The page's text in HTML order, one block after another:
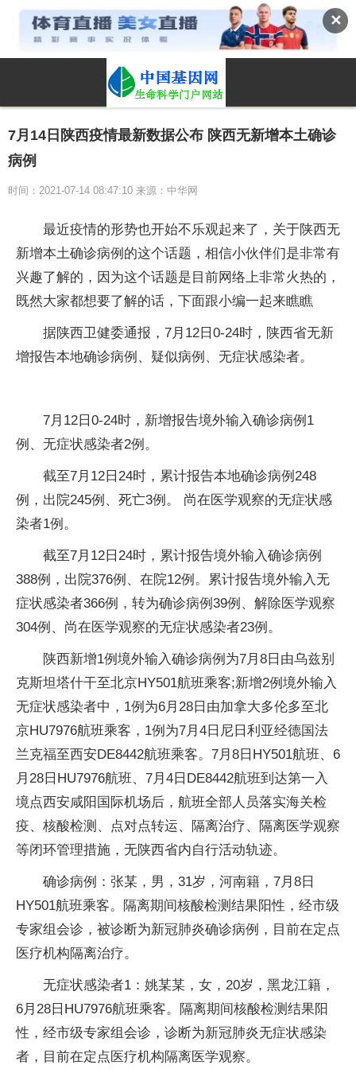
✕
7月14日陕西疫情最新数据公布 陕西无新增本土确诊
病例
时间：2021-07-14 08:47:10 来源：中华网
最近疫情的形势也开始不乐观起来了，关于陕西无
新增本土确诊病例的这个话题，相信小伙伴们是非常有
兴趣了解的，因为这个话题是目前网络上非常火热的，
既然大家都想要了解的话，下面跟小编一起来瞧瞧
据陕西卫健委通报，7月12日0-24时，陕西省无新
增报告本地确诊病例、疑似病例、无症状感染者。
7月12日0-24时，新增报告境外输入确诊病例1
例、无症状感染者2例。
截至7月12日24时，累计报告本地确诊病例248
例，出院245例、死亡3例。 尚在医学观察的无症状感
染者1例。
截至7月12日24时，累计报告境外输入确诊病例
388例，出院376例、在院12例。累计报告境外输入无
症状感染者366例，转为确诊病例39例、解除医学观察
304例、尚在医学观察的无症状感染者23例。
陕西新增1例境外输入确诊病例为7月8日由乌兹别
克斯坦塔什干至北京HY501航班乘客;新增2例境外输入
无症状感染者中，1例为6月28日由加拿大多伦多至北
京HU7976航班乘客，1例为7月4日尼日利亚经德国法
兰克福至西安DE8442航班乘客。7月8日HY501航班、6
月28日HU7976航班、7月4日DE8442航班到达第一入
境点西安咸阳国际机场后，航班全部人员落实海关检
疫、核酸检测、点对点转运、隔离治疗、隔离医学观察
等闭环管理措施，无陕西省内自行活动轨迹。
确诊病例：张某，男，31岁，河南籍，7月8日
HY501航班乘客。隔离期间核酸检测结果阳性，经市级
专家组会诊，被诊断为新冠肺炎确诊病例，目前在定点
医疗机构隔离治疗。
无症状感染者1：姚某某，女，20岁，黑龙江籍，
6月28日HU7976航班乘客。隔离期间核酸检测结果阳
性，经市级专家组会诊，诊断为新冠肺炎无症状感染
者，目前在定点医疗机构隔离医学观察。